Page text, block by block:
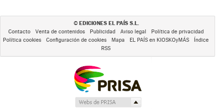
© EDICIONES EL PAÍS S.L.
Contacto Venta de contenidos Publicidad Aviso legal
Política de privacidad
Política cookies
Configuración de cookies Mapa EL PAÍS en KIOSKOyMÁS
Índice
RSS